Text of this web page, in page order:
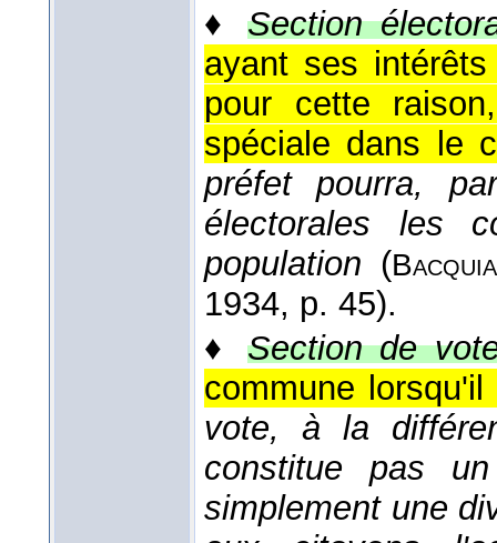
♦Section
ayant ses
pour cette
spéciale dans le
préfet pourra,
électorales les
population (
1934, p. 45).
♦ Section de
commune
vote, à la
constitue pas
simplement une